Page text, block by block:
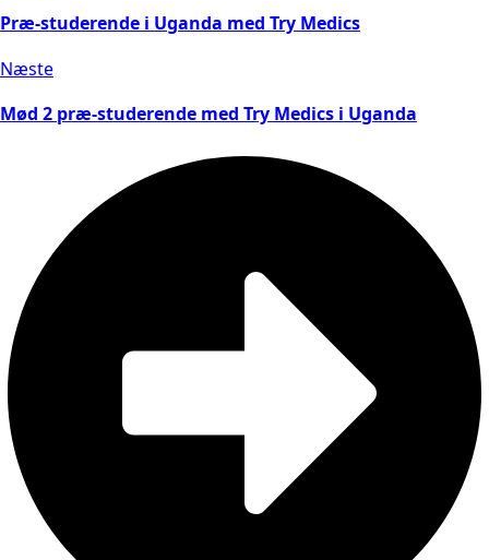
Præ-studerende i Uganda med Try Medics
Næste
Mød 2 præ-studerende med Try Medics i Uganda